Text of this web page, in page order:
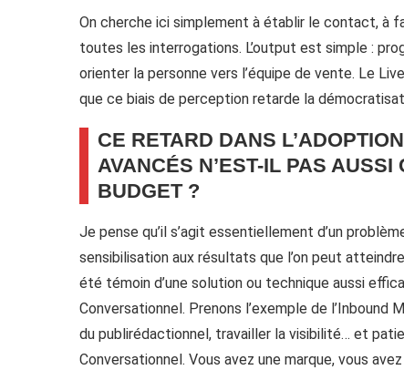
On cherche ici simplement à établir le contact, à
toutes les interrogations. L’output est simple :
orienter la personne vers l’équipe de vente. Le
que ce biais de perception retarde la
CE RETARD DANS
AVANCÉS N’EST-IL PAS
BUDGET ?
Je pense qu’il s’agit essentiellement d’un
sensibilisation aux résultats que l’on peut
été témoin d’une solution ou technique aussi
Conversationnel. Prenons l’exemple de
du publirédactionnel, travailler la visibilité… et
Conversationnel. Vous avez une marque, vous